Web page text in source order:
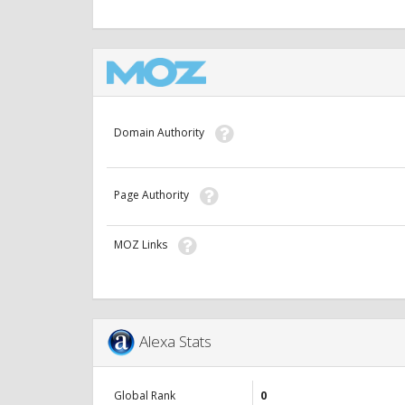
Domain Authority
Page Authority
MOZ Links
Alexa Stats
Global Rank
0